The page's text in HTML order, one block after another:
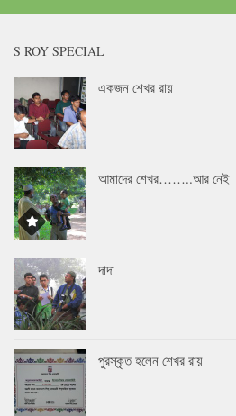
S ROY SPECIAL
একজন শেখর রায়
আমাদের শেখর……..আর নেই
দাদা
পুরস্কৃত হলেন শেখর রায়